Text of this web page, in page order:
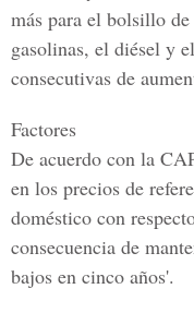
más para el bolsillo
gasolinas, el diésel y
consecutivas de
Factores
De acuerdo con la
en los precios de
doméstico con
consecuencia de
bajos en cinco años'.